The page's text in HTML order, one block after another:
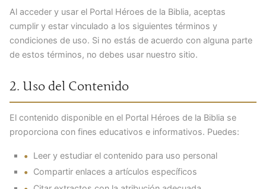
Al acceder y usar el Portal Héroes de la Biblia, aceptas
cumplir y estar vinculado a los siguientes términos y
condiciones de uso. Si no estás de acuerdo con alguna parte
de estos términos, no debes usar nuestro sitio.
2. Uso del Contenido
El contenido disponible en el Portal Héroes de la Biblia se
proporciona con fines educativos e informativos. Puedes:
Leer y estudiar el contenido para uso personal
Compartir enlaces a artículos específicos